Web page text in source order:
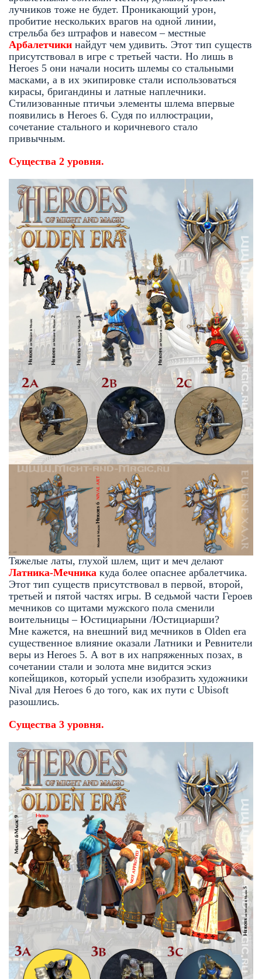
лучников тоже не будет. Проникающий урон,
пробитие нескольких врагов на одной линии,
стрельба без штрафов и навесом – местные
Арбалетчики найдут чем удивить. Этот тип существ
присутствовал в игре с третьей части. Но лишь в
Heroes 5 они начали носить шлемы со стальными
масками, а в их экипировке стали использоваться
кирасы, бригандины и латные наплечники.
Стилизованные птичьи элементы шлема впервые
появились в Heroes 6. Судя по иллюстрации,
сочетание стального и коричневого стало
привычным.
Существа 2 уровня.
Тяжелые латы, глухой шлем, щит и меч делают
Латника-Мечника куда более опаснее арбалетчика.
Этот тип существ присутствовал в первой, второй,
третьей и пятой частях игры. В седьмой части Героев
мечников со щитами мужского пола сменили
воительницы – Юстициарыни /Юстициарши?
Мне кажется, на внешний вид мечников в Olden era
существенное влияние оказали Латники и Ревнители
веры из Heroes 5. А вот в их напряженных позах, в
сочетании стали и золота мне видится эскиз
копейщиков, который успели изобразить художники
Nival для Heroes 6 до того, как их пути с Ubisoft
разошлись.
Существа 3 уровня.